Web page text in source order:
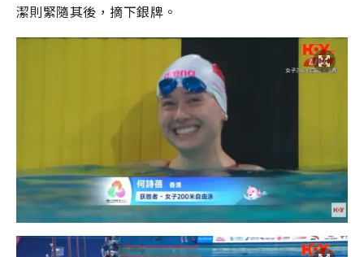
潔則緊隨其後，摘下銀牌。